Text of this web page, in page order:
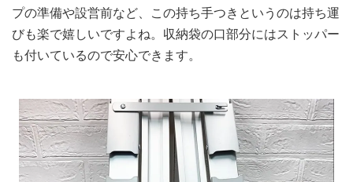
プの準備や設営前など、この持ち手つきというのは持ち運
びも楽で嬉しいですよね。収納袋の口部分にはストッパー
も付いているので安心できます。